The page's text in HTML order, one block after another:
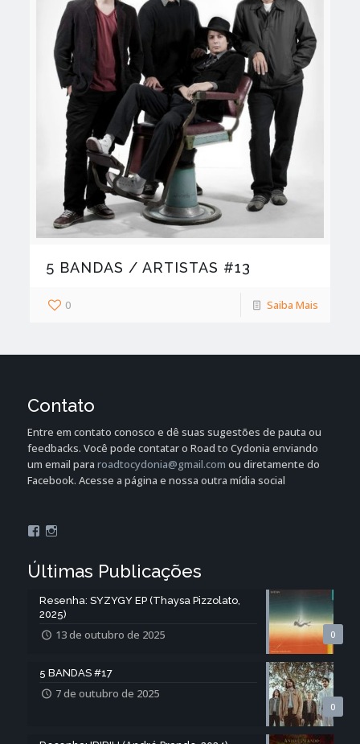
5 BANDAS / ARTISTAS #13
0 Saiba Mais
Contato
Entre em contato conosco e dê suas sugestões de pauta ou
feedbacks. Você pode contatar o Road to Cydonia enviando
um email para roadtocydonia@gmail.com ou diretamente do
Facebook. Acesse a página e nossa outra mídia social
Facebook
Últimas Publicações
0
Resenha: SYZYGY EP (Thaysa Pizzolato,
2025)
13 de outubro de 2025
0
5 BANDAS #17
7 de outubro de 2025